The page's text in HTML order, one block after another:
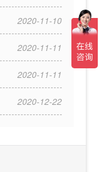
2020-11-10
2020-11-11
2020-11-11
2020-12-22